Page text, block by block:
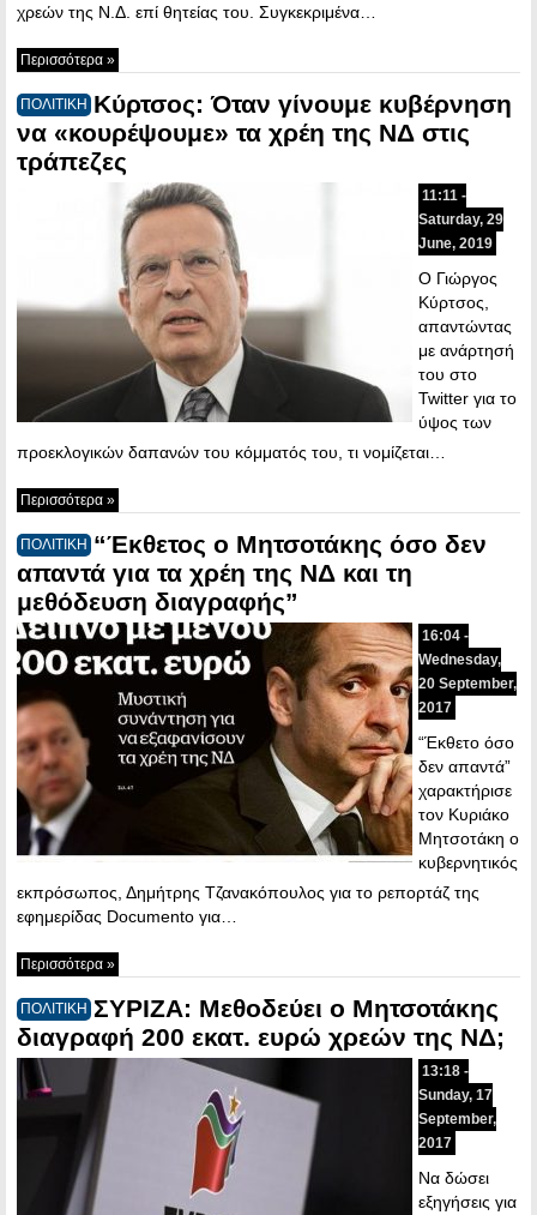
χρεών της Ν.Δ. επί θητείας του. Συγκεκριμένα…
Περισσότερα »
ΠΟΛΙΤΙΚΗ Κύρτσος: Όταν γίνουμε κυβέρνηση
να «κουρέψουμε» τα χρέη της ΝΔ στις
τράπεζες
11:11 -
Saturday, 29
June, 2019
Ο Γιώργος
Κύρτσος,
απαντώντας
με ανάρτησή
του στο
Twitter για το
ύψος των
προεκλογικών δαπανών του κόμματός του, τι νομίζεται…
Περισσότερα »
ΠΟΛΙΤΙΚΗ “Έκθετος ο Μητσοτάκης όσο δεν
απαντά για τα χρέη της ΝΔ και τη
μεθόδευση διαγραφής”
16:04 -
Wednesday,
20 September,
2017
“Έκθετο όσο
δεν απαντά”
χαρακτήρισε
τον Κυριάκο
Μητσοτάκη ο
κυβερνητικός
εκπρόσωπος, Δημήτρης Τζανακόπουλος για το ρεπορτάζ της
εφημερίδας Documento για…
Περισσότερα »
ΠΟΛΙΤΙΚΗ ΣΥΡΙΖΑ: Μεθοδεύει ο Μητσοτάκης
διαγραφή 200 εκατ. ευρώ χρεών της ΝΔ;
13:18 -
Sunday, 17
September,
2017
Να δώσει
εξηγήσεις για